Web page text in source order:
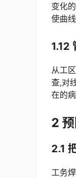
变化
使曲
1.12
从工
查,对
在的
2
2.1
工务